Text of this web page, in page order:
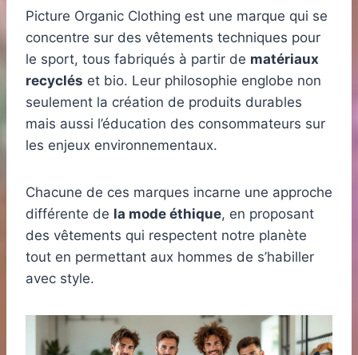
Picture Organic Clothing est une marque qui se
concentre sur des vêtements techniques pour
le sport, tous fabriqués à partir de matériaux
recyclés et bio. Leur philosophie englobe non
seulement la création de produits durables
mais aussi l’éducation des consommateurs sur
les enjeux environnementaux.
Chacune de ces marques incarne une approche
différente de la mode éthique, en proposant
des vêtements qui respectent notre planète
tout en permettant aux hommes de s’habiller
avec style.